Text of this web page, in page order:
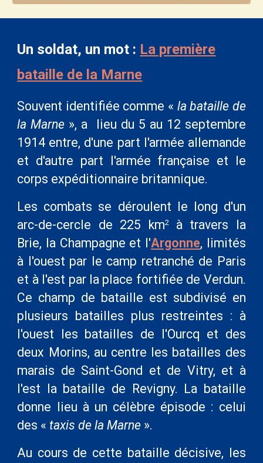
Un soldat, un mot : La première
bataille de la Marne
Souvent identifiée comme « la bataille de
la Marne », a lieu du 5 au 12 septembre
1914 entre, d'une part l'armée allemande
et d'autre part l'armée française et le
corps expéditionnaire britannique.
Les combats se déroulent le long d'un
arc-de-cercle de 225 km2
à travers la
Brie, la Champagne et l'Argonne, limités
à l'ouest par le camp retranché de Paris
et à l'est par la place fortifiée de Verdun.
Ce champ de bataille est subdivisé en
plusieurs batailles plus restreintes : à
l'ouest les batailles de l'Ourcq et des
deux Morins, au centre les batailles des
marais de Saint-Gond et de Vitry, et à
l'est la bataille de Revigny. La bataille
donne lieu à un célèbre épisode : celui
des «taxis de la Marne ».
Au cours de cette bataille décisive, les